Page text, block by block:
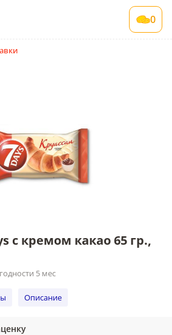
0
Days с кремом какао 65 гр., флоу-
с кремом какао 65 гр.,
5 мес
Описание